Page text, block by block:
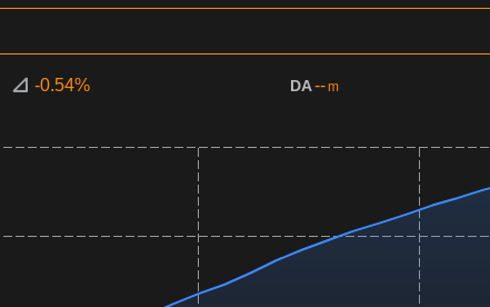
-0.54% DA--m